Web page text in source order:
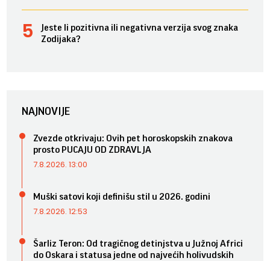
Jeste li pozitivna ili negativna verzija svog znaka
Zodijaka?
NAJNOVIJE
Zvezde otkrivaju: Ovih pet horoskopskih znakova
prosto PUCAJU OD ZDRAVLJA
7.8.2026. 13:00
Muški satovi koji definišu stil u 2026. godini
7.8.2026. 12:53
Šarliz Teron: Od tragičnog detinjstva u Južnoj Africi
do Oskara i statusa jedne od najvećih holivudskih